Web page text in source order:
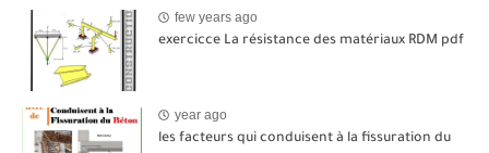
few years ago
exercicce La résistance des matériaux RDM pdf
year ago
les facteurs qui conduisent à la fissuration du